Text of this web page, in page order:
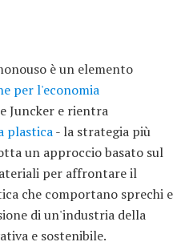
è un elemento
per l'economia
Juncker e rientra
plastica- la strategia più
un approccio basato sul
per affrontare il
che comportano sprechi e
di un'industria della
e sostenibile.